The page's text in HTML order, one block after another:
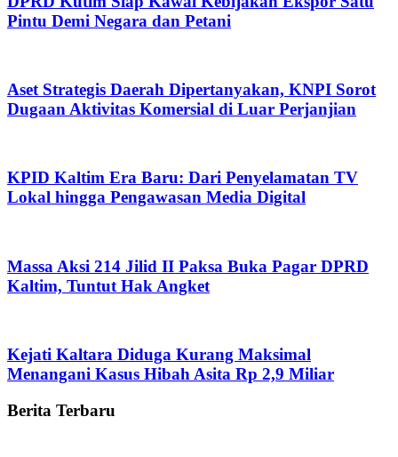
Pintu Demi Negara dan Petani
Aset Strategis Daerah Dipertanyakan, KNPI Sorot
Dugaan Aktivitas Komersial di Luar Perjanjian
KPID Kaltim Era Baru: Dari Penyelamatan TV
Lokal hingga Pengawasan Media Digital
Massa Aksi 214 Jilid II Paksa Buka Pagar DPRD
Kaltim, Tuntut Hak Angket
Kejati Kaltara Diduga Kurang Maksimal
Menangani Kasus Hibah Asita Rp 2,9 Miliar
Berita Terbaru